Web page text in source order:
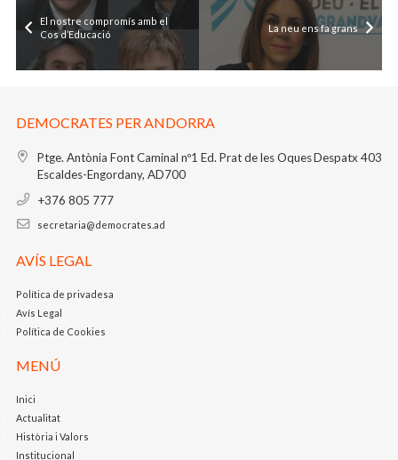
El nostre compromís amb el
Cos d’Educació
La neu ens fa grans
DEMOCRATES PER ANDORRA
Ptge. Antònia Font Caminal nº1 Ed. Prat de les OquesDespatx 403
Escaldes-Engordany, AD700
+376 805 777
secretaria@democrates.ad
AVÍS LEGAL
Política de privadesa
Avís Legal
Política de Cookies
MENÚ
Inici
Actualitat
Història i Valors
Institucional